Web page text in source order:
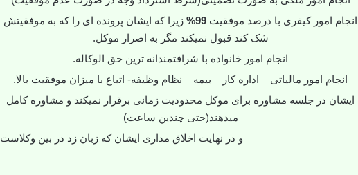
انجام امور کیفری با درصد موفقیت 99%
زیرا که ایشان پرونده ای را که به موفقیتش
شک کند قبول نمیکند مگر به اصرار موکل.
انجام امور خانواده با شرافتمندانه ترین حق الوکاله.
انجام امور مالیاتی – اداره کار – بیمه – نظام وظیفه- اتباع با میزان موفقیت بالا.
ایشان در جلسه مشاوره برای موکل محدودیت زمانی برقرار نمیکند و مشاوره کامل
میدهند(حتی چندین ساعت)
و در نهایت اخلاق مداری ایشان که زبان زد در بین وکلاست